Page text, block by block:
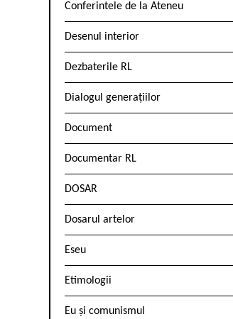
Conferintele de la Ateneu
Desenul interior
Dezbaterile RL
Dialogul generațiilor
Document
Documentar RL
DOSAR
Dosarul artelor
Eseu
Etimologii
Eu și comunismul